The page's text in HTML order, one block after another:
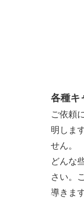
各種キ
ご依頼
明しま
せん。
どんな
さい。
導きます